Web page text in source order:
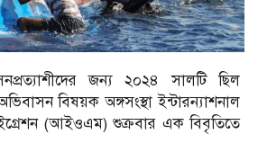
জন্য ২০২৪ সালটি ছিল
বিষয়ক অঙ্গসংস্থা ইন্টারন্যাশনাল
(আইওএম) শুক্রবার এক বিবৃতিতে